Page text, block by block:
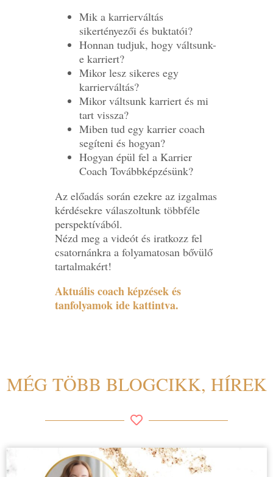
Mik a karrierváltás
sikertényezői és buktatói?
Honnan tudjuk, hogy váltsunk-
e karriert?
Mikor lesz sikeres egy
karrierváltás?
Mikor váltsunk karriert és mi
tart vissza?
Miben tud egy karrier coach
segíteni és hogyan?
Hogyan épül fel a Karrier
Coach Továbbképzésünk?
Az előadás során ezekre az izgalmas
kérdésekre válaszoltunk többféle
perspektívából.
Nézd meg a videót és iratkozz fel
csatornánkra a folyamatosan bővülő
tartalmakért!
Aktuális coach képzések és
tanfolyamok ide kattintva.
MÉG TÖBB BLOGCIKK, HÍREK